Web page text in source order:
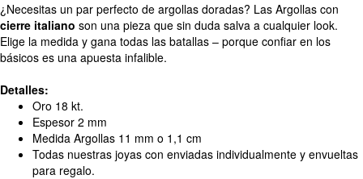
¿Necesitas un par perfecto de argollas doradas? Las Argollas con
cierre italiano son una pieza que sin duda salva a cualquier look.
Elige la medida y gana todas las batallas – porque confiar en los
básicos es una apuesta infalible.
Detalles:
Oro 18 kt.
Espesor 2 mm
Medida Argollas 11 mm o 1,1 cm
Todas nuestras joyas con enviadas individualmente y envueltas
para regalo.